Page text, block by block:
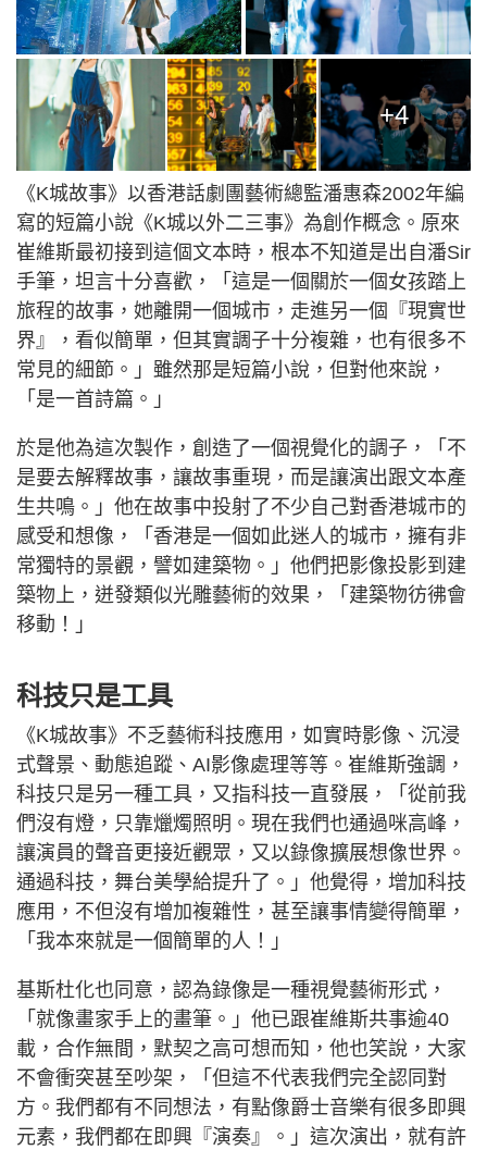
+4
《K城故事》以香港話劇團藝術總監潘惠森2002年編
寫的短篇小說《K城以外二三事》為創作概念。原來
崔維斯最初接到這個文本時，根本不知道是出自潘Sir
手筆，坦言十分喜歡，「這是一個關於一個女孩踏上
旅程的故事，她離開一個城市，走進另一個『現實世
界』，看似簡單，但其實調子十分複雜，也有很多不
常見的細節。」雖然那是短篇小說，但對他來說，
「是一首詩篇。」
於是他為這次製作，創造了一個視覺化的調子，「不
是要去解釋故事，讓故事重現，而是讓演出跟文本產
生共鳴。」他在故事中投射了不少自己對香港城市的
感受和想像，「香港是一個如此迷人的城市，擁有非
常獨特的景觀，譬如建築物。」他們把影像投影到建
築物上，迸發類似光雕藝術的效果，「建築物彷彿會
移動！」
科技只是工具
《K城故事》不乏藝術科技應用，如實時影像、沉浸
式聲景、動態追蹤、AI影像處理等等。崔維斯強調，
科技只是另一種工具，又指科技一直發展，「從前我
們沒有燈，只靠爉燭照明。現在我們也通過咪高峰，
讓演員的聲音更接近觀眾，又以錄像擴展想像世界。
通過科技，舞台美學給提升了。」他覺得，增加科技
應用，不但沒有增加複雜性，甚至讓事情變得簡單，
「我本來就是一個簡單的人！」
基斯杜化也同意，認為錄像是一種視覺藝術形式，
「就像畫家手上的畫筆。」他已跟崔維斯共事逾40
載，合作無間，默契之高可想而知，他也笑說，大家
不會衝突甚至吵架，「但這不代表我們完全認同對
方。我們都有不同想法，有點像爵士音樂有很多即興
元素，我們都在即興『演奏』。」這次演出，就有許